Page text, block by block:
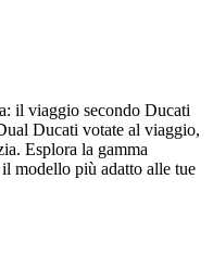
il viaggio secondo Ducati
Ducati votate al viaggio,
Esplora la gamma
modello più adatto alle tue